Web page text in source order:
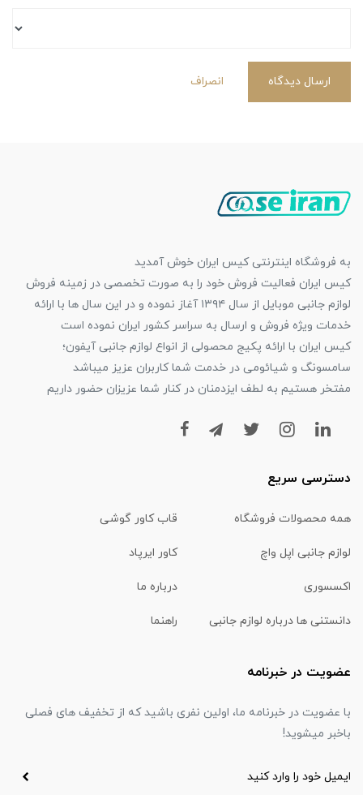
ارسال دیدگاه انصراف
به فروشگاه اینترنتی کیس ایران خوش آمدید
کیس ایران فعالیت فروش خود را به صورت تخصصی در زمینه فروش
لوازم جانبی موبایل از سال ۱۳۹۴ آغاز نموده و در این سال ها با ارائه
خدمات ویژه فروش و ارسال به سراسر کشور ایران نموده است
کیس ایران با ارائه پکیج محصولی از انواع لوازم جانبی آیفون؛
سامسونگ و شیائومی در خدمت شما کاربران عزیز میباشد
مفتخر هستیم به لطف ایزدمنان در کنار شما عزیزان حضور داریم
دسترسی سریع
همه محصولات فروشگاه قاب کاور گوشی
لوازم جانبی اپل واچ کاور ایرپاد
اکسسوری درباره ما
دانستنی ها درباره لوازم جانبی راهنما
عضویت در خبرنامه
با عضویت در خبرنامه ما، اولین نفری باشید که از تخفیف های فصلی
باخبر میشوید!